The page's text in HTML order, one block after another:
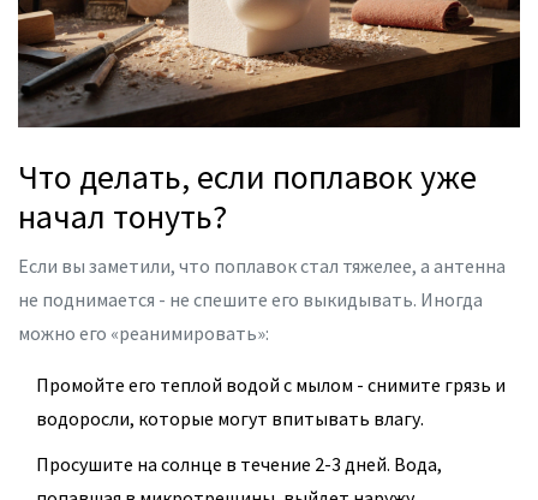
Что делать, если поплавок уже
начал тонуть?
Если вы заметили, что поплавок стал тяжелее, а антенна
не поднимается - не спешите его выкидывать. Иногда
можно его «реанимировать»:
Промойте его теплой водой с мылом - снимите грязь и
водоросли, которые могут впитывать влагу.
Просушите на солнце в течение 2-3 дней. Вода,